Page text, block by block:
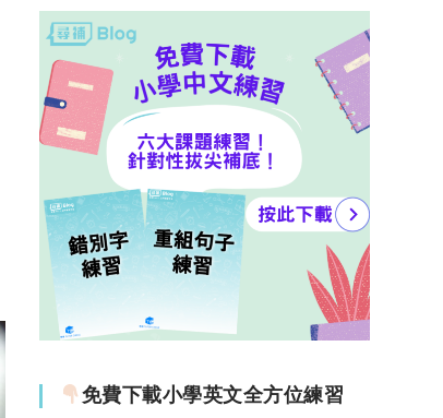
免費下載小學英文全方位練習